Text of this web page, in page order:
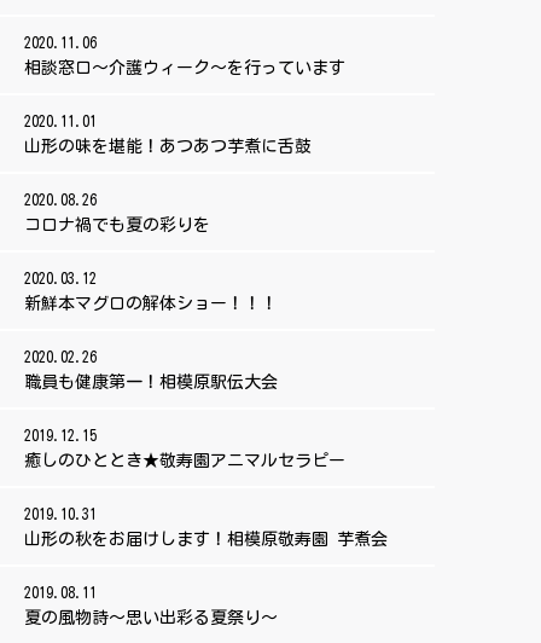
2020.11.06
相談窓口～介護ウィーク～を行っています
2020.11.01
山形の味を堪能！あつあつ芋煮に舌鼓
2020.08.26
コロナ禍でも夏の彩りを
2020.03.12
新鮮本マグロの解体ショー！！！
2020.02.26
職員も健康第一！相模原駅伝大会
2019.12.15
癒しのひととき★敬寿園アニマルセラピー
2019.10.31
山形の秋をお届けします！相模原敬寿園 芋煮会
2019.08.11
夏の風物詩～思い出彩る夏祭り～